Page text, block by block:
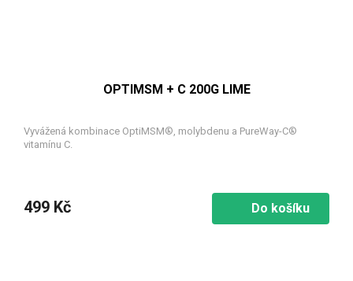
OPTIMSM + C 200G LIME
Vyvážená kombinace OptiMSM®, molybdenu a PureWay-C®
vitamínu C.
499 Kč Do košíku